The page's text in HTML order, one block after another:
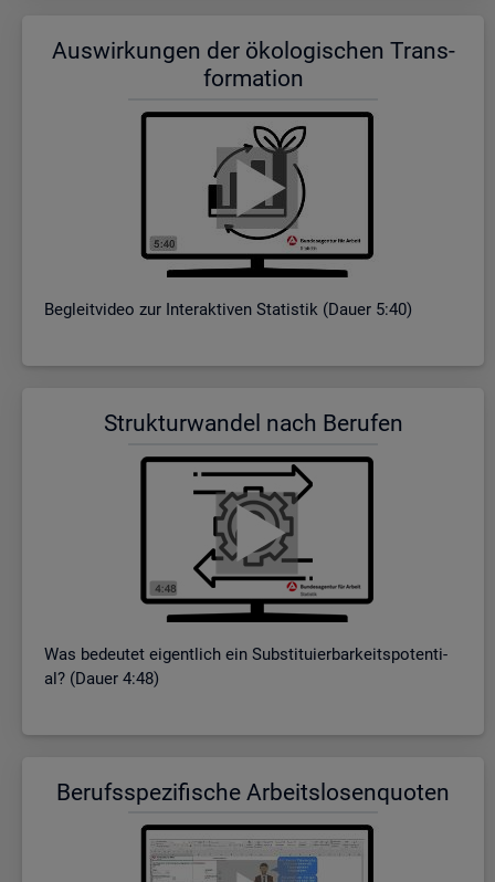
Aus­wir­kun­gen der öko­lo­gi­schen Trans­
for­ma­ti­on
Be­gleit­vi­deo zur In­ter­ak­ti­ven Sta­tis­tik (Dauer 5:40)
Struk­tur­wan­del nach Be­ru­fen
Was be­deu­tet ei­gent­lich ein Sub­sti­tu­ier­bar­keits­po­ten­ti­
al? (Dauer 4:48)
Be­rufs­spe­zi­fi­sche Ar­beits­lo­sen­quo­ten